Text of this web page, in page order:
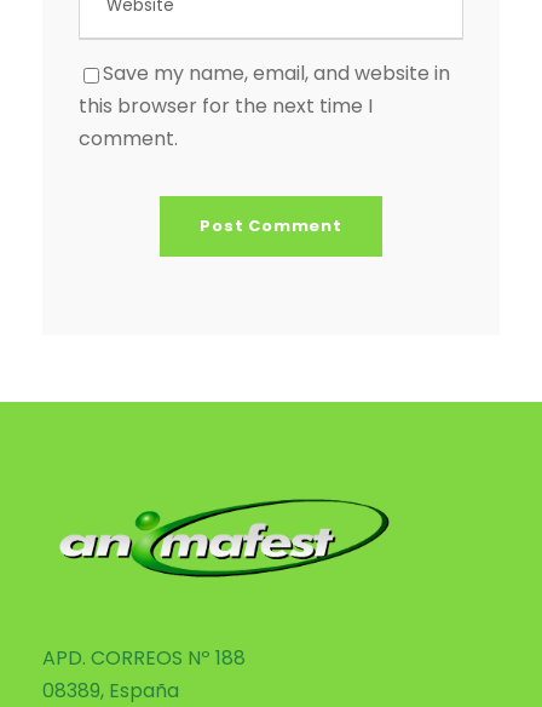
Save my name, email, and website in
this browser for the next time I
comment.
APD. CORREOS Nº 188
08389, España